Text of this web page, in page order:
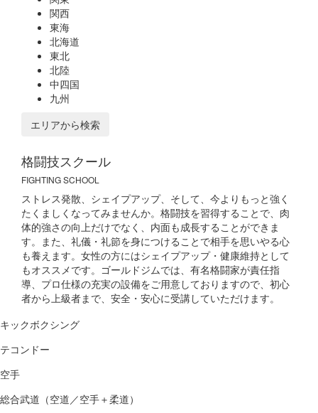
関西
東海
北海道
東北
北陸
中四国
九州
エリアから検索
格闘技スクール
FIGHTING SCHOOL
ストレス発散、シェイプアップ、そして、今よりもっと強く
たくましくなってみませんか。格闘技を習得することで、肉
体的強さの向上だけでなく、内面も成長することができま
す。また、礼儀・礼節を身につけることで相手を思いやる心
も養えます。女性の方にはシェイプアップ・健康維持として
もオススメです。ゴールドジムでは、有名格闘家が責任指
導、プロ仕様の充実の設備をご用意しておりますので、初心
者から上級者まで、安全・安心に受講していただけます。
キックボクシング
テコンドー
空手
総合武道（空道／空手＋柔道）